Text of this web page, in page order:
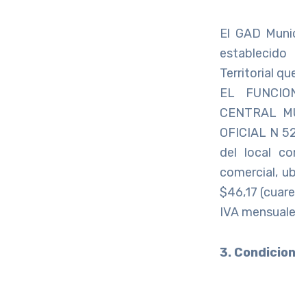
El GAD
establecido
Territorial
EL
CENTRAL
OFICIAL N
del local
comercial,
$46,17
IVA
3.